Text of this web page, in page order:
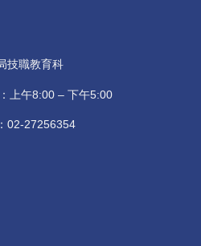
技職教育科
上午8:00 – 下午5:00
02-27256354